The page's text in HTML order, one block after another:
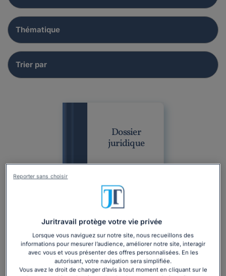
Dossier
juridique
Dossier CSE Droit du travail Relations avec le CSE
Rôles et attributions du CSE
Délit d'entrave au CSE : le faire constater et y
Juritravail protège votre vie privée
Lorsque vous naviguez sur notre site, nous recueillons des
informations pour mesurer l’audience, améliorer notre site, interagir
avec vous et vous présenter des offres personnalisées. En les
autorisant, votre navigation sera simplifiée.
Vous avez le droit de changer d’avis à tout moment en cliquant sur le
Reporter sans choisir